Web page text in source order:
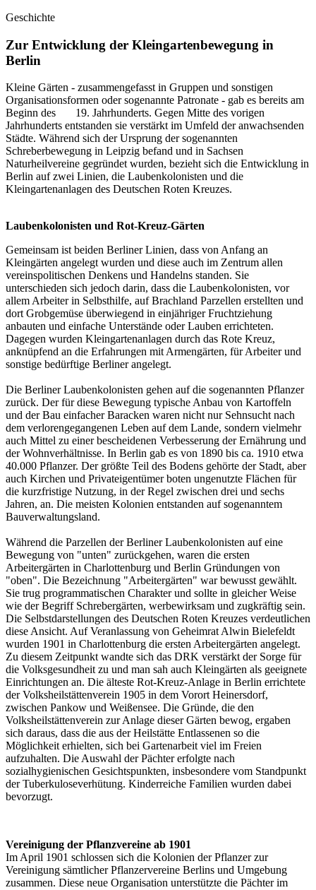
Geschichte
Zur Entwicklung der Kleingartenbewegung in
Berlin
Kleine Gärten - zusammengefasst in Gruppen und sonstigen
Organisationsformen oder sogenannte Patronate - gab es bereits am
Beginn des 19. Jahrhunderts. Gegen Mitte des vorigen
Jahrhunderts entstanden sie verstärkt im Umfeld der anwachsenden
Städte. Während sich der Ursprung der sogenannten
Schreberbewegung in Leipzig befand und in Sachsen
Naturheilvereine gegründet wurden, bezieht sich die Entwicklung in
Berlin auf zwei Linien, die Laubenkolonisten und die
Kleingartenanlagen des Deutschen Roten Kreuzes.
Laubenkolonisten und Rot-Kreuz-Gärten
Gemeinsam ist beiden Berliner Linien, dass von Anfang an
Kleingärten angelegt wurden und diese auch im Zentrum allen
vereinspolitischen Denkens und Handelns standen. Sie
unterschieden sich jedoch darin, dass die Laubenkolonisten, vor
allem Arbeiter in Selbsthilfe, auf Brachland Parzellen erstellten und
dort Grobgemüse überwiegend in einjähriger Fruchtziehung
anbauten und einfache Unterstände oder Lauben errichteten.
Dagegen wurden Kleingartenanlagen durch das Rote Kreuz,
anknüpfend an die Erfahrungen mit Armengärten, für Arbeiter und
sonstige bedürftige Berliner angelegt.
Die Berliner Laubenkolonisten gehen auf die sogenannten Pflanzer
zurück. Der für diese Bewegung typische Anbau von Kartoffeln
und der Bau einfacher Baracken waren nicht nur Sehnsucht nach
dem verlorengegangenen Leben auf dem Lande, sondern vielmehr
auch Mittel zu einer bescheidenen Verbesserung der Ernährung und
der Wohnverhältnisse. In Berlin gab es von 1890 bis ca. 1910 etwa
40.000 Pflanzer. Der größte Teil des Bodens gehörte der Stadt, aber
auch Kirchen und Privateigentümer boten ungenutzte Flächen für
die kurzfristige Nutzung, in der Regel zwischen drei und sechs
Jahren, an. Die meisten Kolonien entstanden auf sogenanntem
Bauverwaltungsland.
Während die Parzellen der Berliner Laubenkolonisten auf eine
Bewegung von "unten" zurückgehen, waren die ersten
Arbeitergärten in Charlottenburg und Berlin Gründungen von
"oben". Die Bezeichnung "Arbeitergärten" war bewusst gewählt.
Sie trug programmatischen Charakter und sollte in gleicher Weise
wie der Begriff Schrebergärten, werbewirksam und zugkräftig sein.
Die Selbstdarstellungen des Deutschen Roten Kreuzes verdeutlichen
diese Ansicht. Auf Veranlassung von Geheimrat Alwin Bielefeldt
wurden 1901 in Charlottenburg die ersten Arbeitergärten angelegt.
Zu diesem Zeitpunkt wandte sich das DRK verstärkt der Sorge für
die Volksgesundheit zu und man sah auch Kleingärten als geeignete
Einrichtungen an. Die älteste Rot-Kreuz-Anlage in Berlin errichtete
der Volksheilstättenverein 1905 in dem Vorort Heinersdorf,
zwischen Pankow und Weißensee. Die Gründe, die den
Volksheilstättenverein zur Anlage dieser Gärten bewog, ergaben
sich daraus, dass die aus der Heilstätte Entlassenen so die
Möglichkeit erhielten, sich bei Gartenarbeit viel im Freien
aufzuhalten. Die Auswahl der Pächter erfolgte nach
sozialhygienischen Gesichtspunkten, insbesondere vom Standpunkt
der Tuberkuloseverhütung. Kinderreiche Familien wurden dabei
bevorzugt.
Vereinigung der Pflanzvereine ab 1901
Im April 1901 schlossen sich die Kolonien der Pflanzer zur
Vereinigung sämtlicher Pflanzervereine Berlins und Umgebung
zusammen. Diese neue Organisation unterstützte die Pächter im